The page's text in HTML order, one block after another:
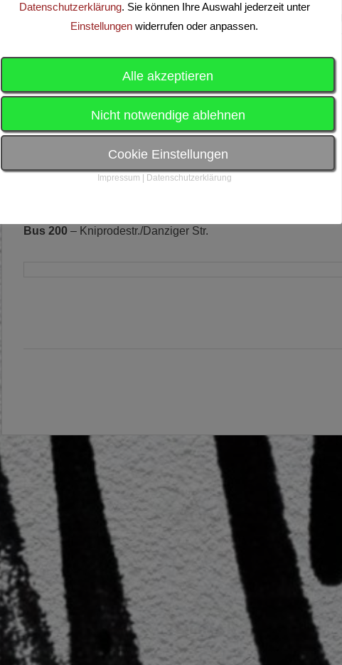
An vielen sportlichen Alternativen rund um die Sandkuhle
einem Kletterfelsen, Inline-Skaten, Rasen-Fussball oder
sportlichen Tag verbringen?! Kommt einfach mal vorbei und
gezwungen sich zu bewegen!
Bus 200 – Kniprodestr./Danziger Str.
Datenschutzerklärung. Sie können Ihre Auswahl jederzeit unter
Einstellungen widerrufen oder anpassen.
Alle akzeptieren
Nicht notwendige ablehnen
Cookie Einstellungen
Impressum Datenschutzerklärung